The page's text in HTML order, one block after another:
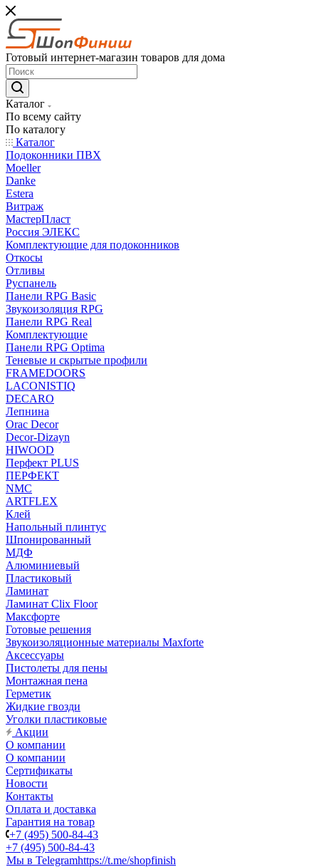
Готовый интернет-магазин товаров для дома
Каталог
По всему сайту
По каталогу
Каталог
Подоконники ПВХ
Moeller
Danke
Estera
Витраж
МастерПласт
Россия ЭЛЕКС
Комплектующие для подоконников
Откосы
Отливы
Руспанель
Панели RPG Basic
Звукоизоляция RPG
Панели RPG Real
Комплектующие
Панели RPG Optima
Теневые и скрытые профили
FRAMEDOORS
LACONISTIQ
DECARO
Лепнина
Orac Decor
Decor-Dizayn
HIWOOD
Перфект PLUS
ПЕРФЕКТ
NMC
ARTFLEX
Клей
Напольный плинтус
Шпонированный
МДФ
Алюминиевый
Пластиковый
Ламинат
Ламинат Clix Floor
Максфорте
Готовые решения
Звукоизоляционные материалы Maxforte
Аксессуары
Пистолеты для пены
Монтажная пена
Герметик
Жидкие гвозди
Уголки пластиковые
Акции
О компании
О компании
Сертификаты
Новости
Контакты
Оплата и доставка
Гарантия на товар
+7 (495) 500-84-43
+7 (495) 500-84-43
Мы в Telegramhttps://t.me/shopfinish